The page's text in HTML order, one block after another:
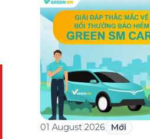
doanh nghiệp lớn
bảng xếp hạng của
Nhân kỷ niệm 33 năm
đến 8/8/2026), Green
01 August 2026 Mới